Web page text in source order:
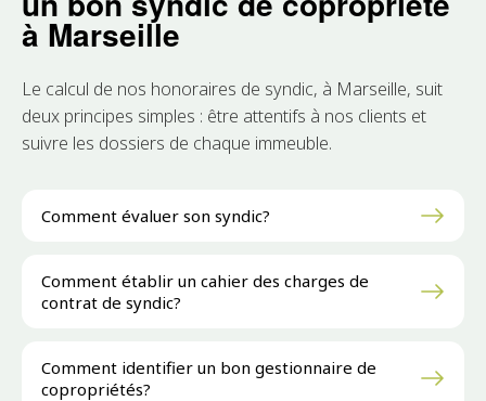
à Marseille
Le calcul de nos honoraires de syndic, à Marseille, suit
deux principes simples : être attentifs à nos clients et
suivre les dossiers de chaque immeuble.
Comment évaluer son syndic?
Comment établir un cahier des charges de
contrat de syndic?
Comment identifier un bon gestionnaire de
copropriétés?